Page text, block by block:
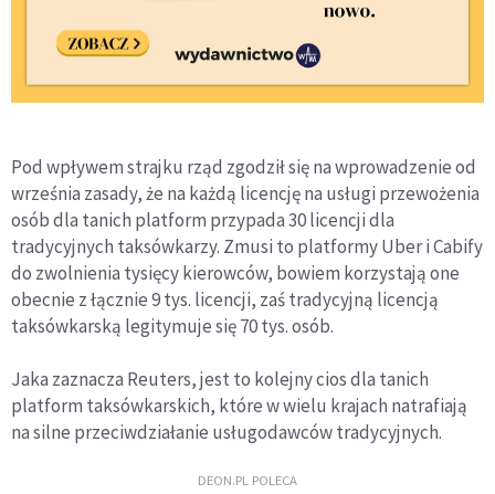
Pod wpływem strajku rząd zgodził się na wprowadzenie od
września zasady, że na każdą licencję na usługi przewożenia
osób dla tanich platform przypada 30 licencji dla
tradycyjnych taksówkarzy. Zmusi to platformy Uber i Cabify
do zwolnienia tysięcy kierowców, bowiem korzystają one
obecnie z łącznie 9 tys. licencji, zaś tradycyjną licencją
taksówkarską legitymuje się 70 tys. osób.
Jaka zaznacza Reuters, jest to kolejny cios dla tanich
platform taksówkarskich, które w wielu krajach natrafiają
na silne przeciwdziałanie usługodawców tradycyjnych.
DEON.PL POLECA